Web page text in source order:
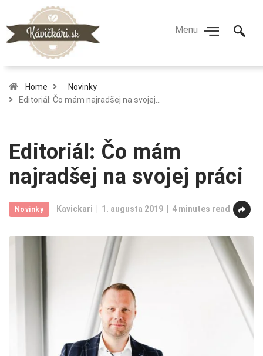
Home
Novinky
Editoriál: Čo mám najradšej na svojej…
Editoriál: Čo mám
najradšej na svojej práci
Novinky Kavickari 1. augusta 2019 4 minutes read